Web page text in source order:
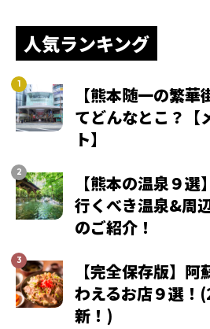
人気ランキング
【熊本随一の繁
てどんなとこ？【
ト】
【熊本の温泉９
行くべき温泉&周
のご紹介！
【完全保存版】
わえるお店９選
新！)